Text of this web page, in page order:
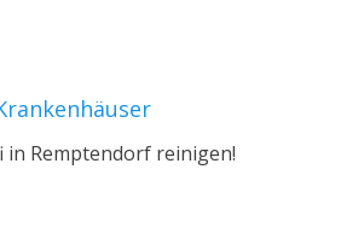
in Remptendorf reinigen!